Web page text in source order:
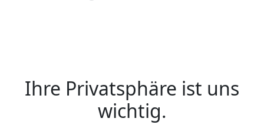
Ihre Privatsphäre ist uns
wichtig.